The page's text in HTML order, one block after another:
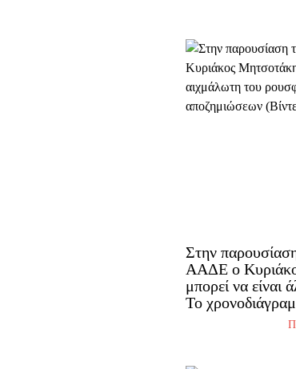
Στην
ΑΑΔΕ ο
μπορεί να είναι
Το